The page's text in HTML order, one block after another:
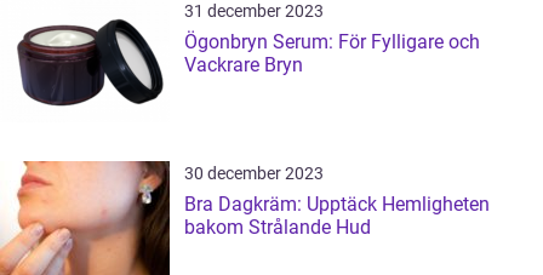
31 december 2023
Ögonbryn Serum: För Fylligare och
Vackrare Bryn
30 december 2023
Bra Dagkräm: Upptäck Hemligheten
bakom Strålande Hud